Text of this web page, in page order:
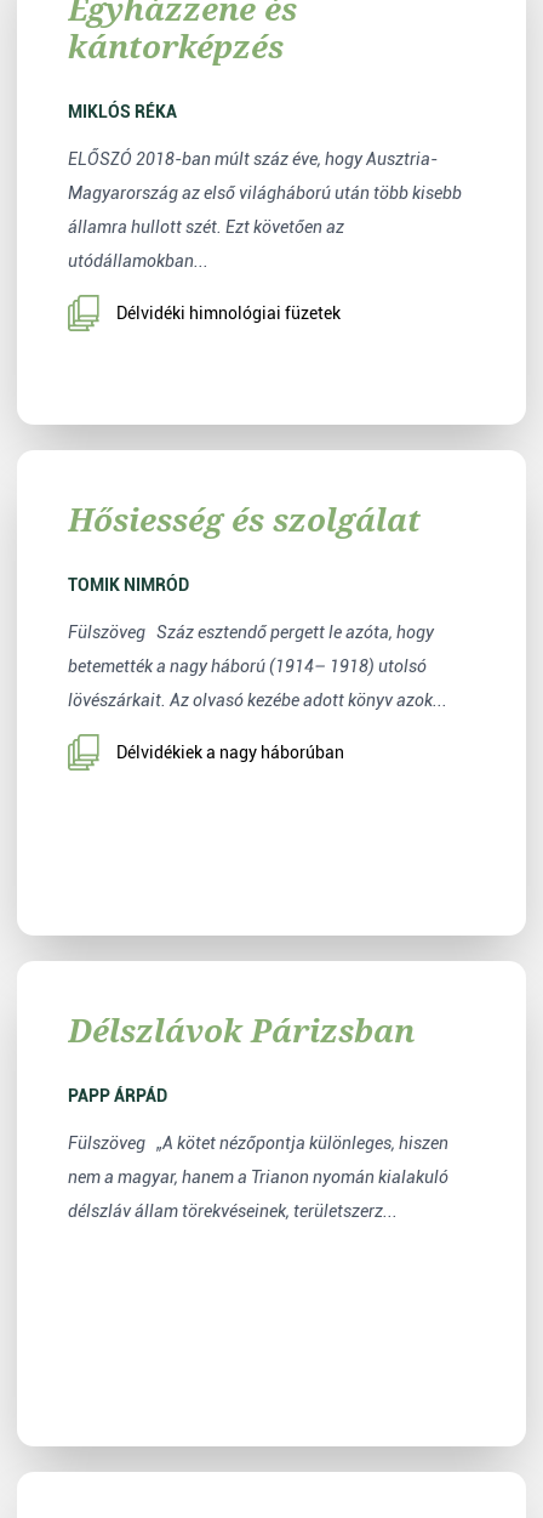
kántorképzés
MIKLÓS RÉKA
ELŐSZÓ 2018-ban múlt száz éve, hogy Ausztria-
Magyarország az első világháború után több kisebb
államra hullott szét. Ezt követően az
utódállamokban...
Délvidéki himnológiai füzetek
Hősiesség és szolgálat
TOMIK NIMRÓD
Fülszöveg Száz esztendő pergett le azóta, hogy
betemették a nagy háború (1914– 1918) utolsó
lövészárkait. Az olvasó kezébe adott könyv azok...
Délvidékiek a nagy háborúban
Délszlávok Párizsban
PAPP ÁRPÁD
Fülszöveg „A kötet nézőpontja különleges, hiszen
nem a magyar, hanem a Trianon nyomán kialakuló
délszláv állam törekvéseinek, területszerz...